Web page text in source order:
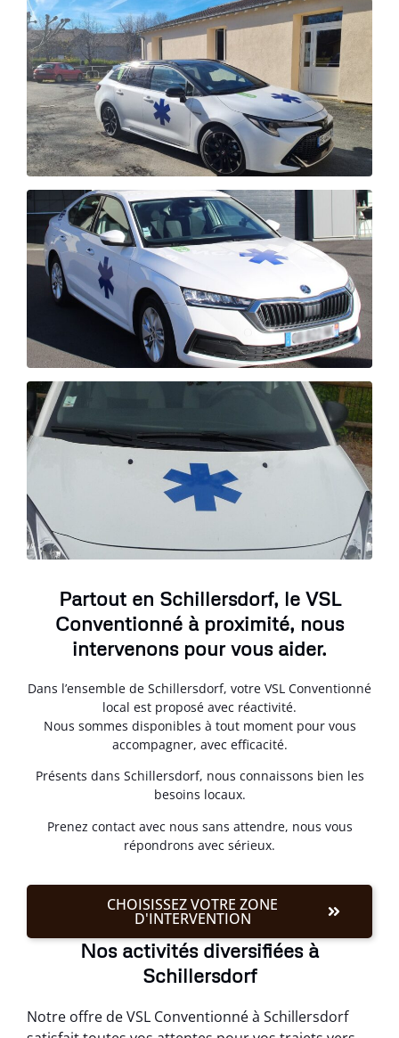
Partout en Schillersdorf, le VSL
Conventionné à proximité, nous
intervenons pour vous aider.
Dans l’ensemble de Schillersdorf, votre VSL Conventionné
local est proposé avec réactivité.
Nous sommes disponibles à tout moment pour vous
accompagner, avec efficacité.
Présents dans Schillersdorf, nous connaissons bien les
besoins locaux.
Prenez contact avec nous sans attendre, nous vous
répondrons avec sérieux.
CHOISISSEZ VOTRE ZONE
D'INTERVENTION
Nos activités diversifiées à
Schillersdorf
Notre offre de VSL Conventionné à Schillersdorf